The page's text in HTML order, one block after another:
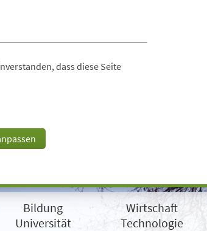
dass diese Seite
Bildung
Universität
Wirtschaft
Technologie